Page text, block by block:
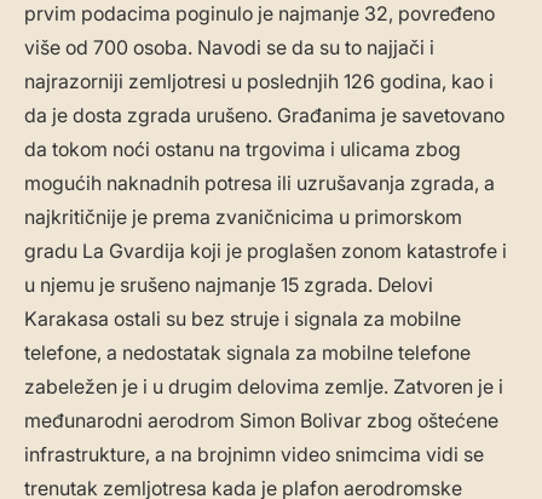
prvim podacima poginulo je najmanje 32, povređeno
više od 700 osoba. Navodi se da su to najjači i
najrazorniji zemljotresi u poslednjih 126 godina, kao i
da je dosta zgrada urušeno. Građanima je savetovano
da tokom noći ostanu na trgovima i ulicama zbog
mogućih naknadnih potresa ili uzrušavanja zgrada, a
najkritičnije je prema zvaničnicima u primorskom
gradu La Gvardija koji je proglašen zonom katastrofe i
u njemu je srušeno najmanje 15 zgrada. Delovi
Karakasa ostali su bez struje i signala za mobilne
telefone, a nedostatak signala za mobilne telefone
zabeležen je i u drugim delovima zemlje. Zatvoren je i
međunarodni aerodrom Simon Bolivar zbog oštećene
infrastrukture, a na brojnimn video snimcima vidi se
trenutak zemljotresa kada je plafon aerodromske